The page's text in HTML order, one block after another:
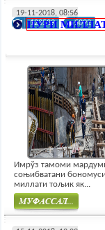
19-11-2018, 08:56
123529
5092
НУРИ
Имрўз тамоми
соњибватани
миллати тољик як...